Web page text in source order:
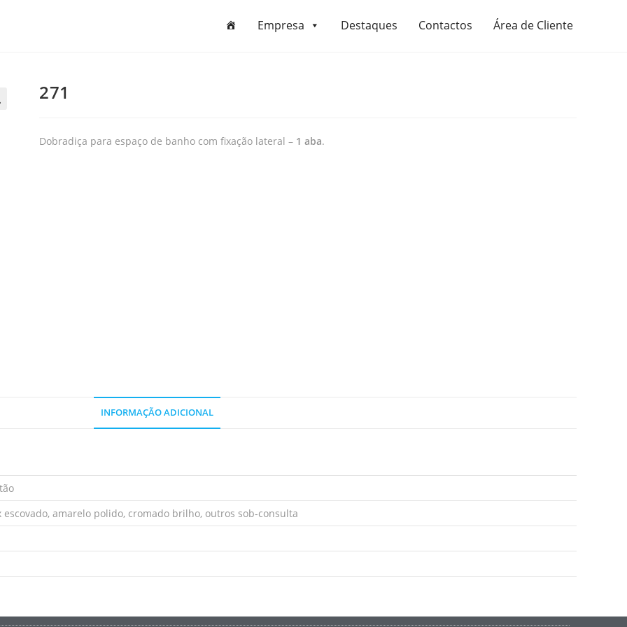
Empresa Destaques Contactos Área de Cliente
271
Dobradiça para espaço de banho com fixação lateral – 1 aba.
INFORMAÇÃO ADICIONAL
amarelo polido, cromado brilho, outros sob-consulta